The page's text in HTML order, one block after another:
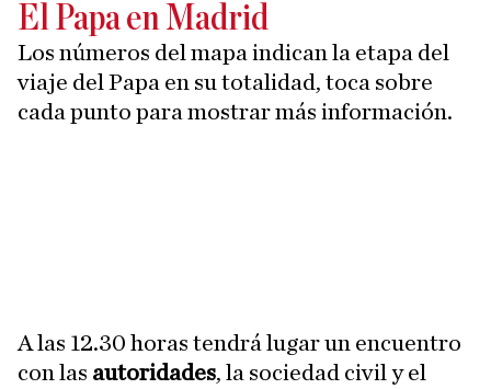
El Papa en Madrid
Los números del mapa indican la etapa del
viaje del Papa en su totalidad, toca sobre
cada punto para mostrar más información.
A las 12.30 horas tendrá lugar un encuentro
con las autoridades, la sociedad civil y el